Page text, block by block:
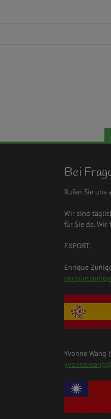
Bei
Rufen Sie uns
Wir sind
für Sie da. Wir
EXPORT:
Enrique
Yvonne Wang